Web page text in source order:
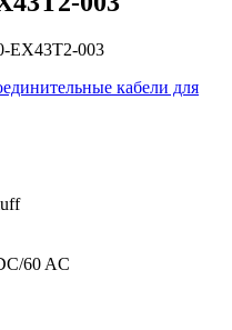
EX43T2-003
кабели для
60 AC